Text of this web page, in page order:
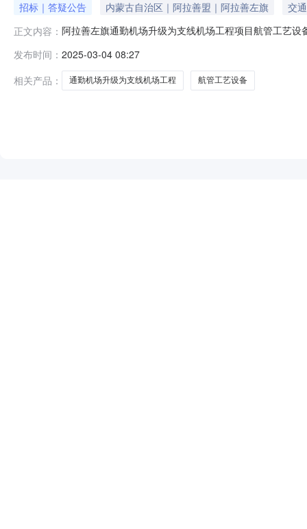
招标｜答疑公告 内蒙古自治区｜阿拉善盟｜阿拉善左旗
交
正文内容： 阿拉善左旗通勤机场升级为支线机场工程项目航管工艺
内容递交时间来源平台：全国公共资源交易平台（陕西省
发布时间： 2025-03-04 08:27
相关产品：
通勤机场升级为支线机场工程 航管工艺设备